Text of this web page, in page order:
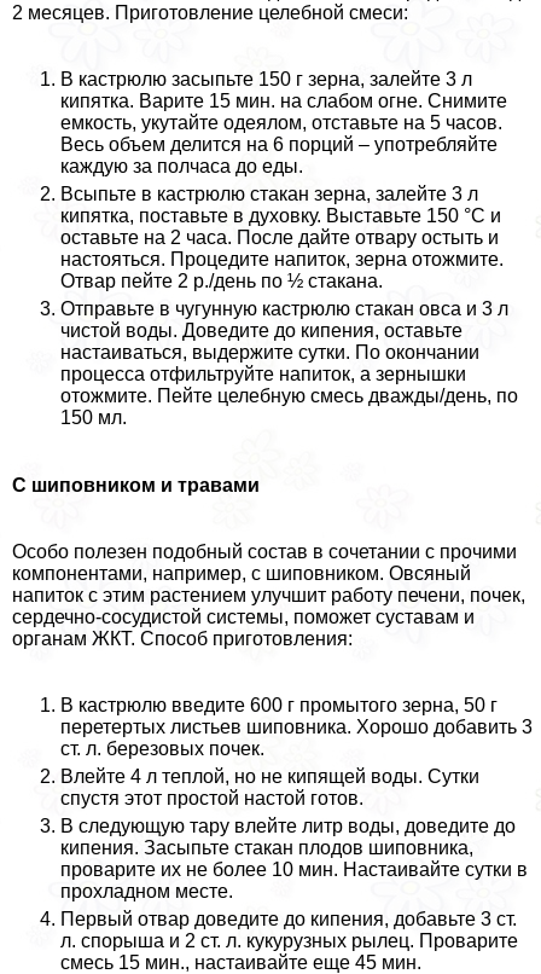
2 месяцев. Приготовление целебной смеси:
В кастрюлю засыпьте 150 г зерна, залейте 3 л
кипятка. Варите 15 мин. на слабом огне. Снимите
емкость, укутайте одеялом, отставьте на 5 часов.
Весь объем делится на 6 порций – употрeбляйте
каждую за полчаса до еды.
Всыпьте в кастрюлю стакан зерна, залейте 3 л
кипятка, поставьте в духовку. Выставьте 150 °C и
оставьте на 2 часа. После дайте отвару остыть и
настояться. Процедите напиток, зерна отожмите.
Отвар пейте 2 р./день по ½ стакана.
Отправьте в чугунную кастрюлю стакан овса и 3 л
чистой воды. Доведите до кипения, оставьте
настаиваться, выдержите сутки. По окончании
процесса отфильтруйте напиток, а зернышки
отожмите. Пейте целебную смесь дважды/день, по
150 мл.
С шиповником и травами
Особо полезен подобный состав в сочетании с прочими
компонентами, например, с шиповником. Овсяный
напиток с этим растением улучшит работу печени, почек,
сердечно-сосудистой системы, поможет суставам и
органам ЖКТ. Способ приготовления:
В кастрюлю введите 600 г промытого зерна, 50 г
перетертых листьев шиповника. Хорошо добавить 3
ст. л. березовых почек.
Влейте 4 л теплой, но не кипящей воды. Сутки
спустя этот простой настой готов.
В следующую тару влейте литр воды, доведите до
кипения. Засыпьте стакан плодов шиповника,
проварите их не более 10 мин. Настаивайте сутки в
прохладном месте.
Первый отвар доведите до кипения, добавьте 3 ст.
л. спорыша и 2 ст. л. кукурузных рылец. Проварите
смесь 15 мин., настаивайте еще 45 мин.